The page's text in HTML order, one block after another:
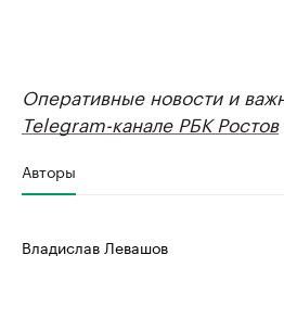
Оперативные новости и
Telegram-канале РБК Ростов
Авторы
Владислав Левашов